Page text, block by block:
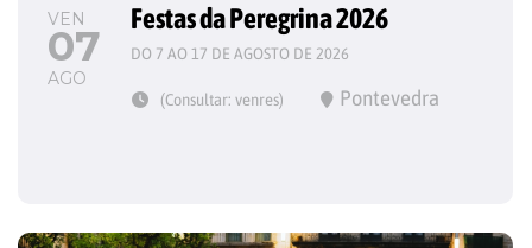
VEN
07
AGO
Festas da Peregrina 2026
DO 7 AO 17 DE AGOSTO DE 2026
(Consultar: venres) Pontevedra